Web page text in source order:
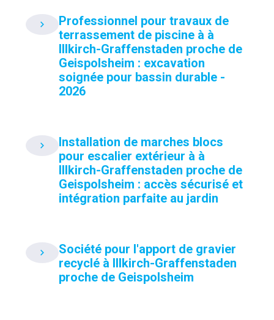
Professionnel pour travaux de
terrassement de piscine à à
Illkirch-Graffenstaden proche de
Geispolsheim : excavation
soignée pour bassin durable -
2026
Installation de marches blocs
pour escalier extérieur à à
Illkirch-Graffenstaden proche de
Geispolsheim : accès sécurisé et
intégration parfaite au jardin
Société pour l'apport de gravier
recyclé à Illkirch-Graffenstaden
proche de Geispolsheim